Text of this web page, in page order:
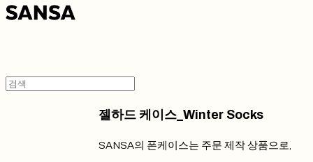
젤하드 케이스_Winter Socks
SANSA의 폰케이스는 주문 제작 상품으로,